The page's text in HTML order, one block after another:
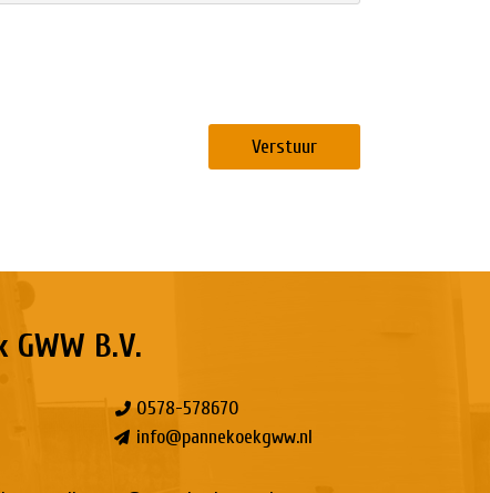
Verstuur
GWW B.V.
0578-578670
info@pannekoekgww.nl